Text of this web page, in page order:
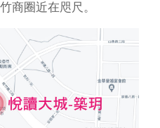
商圈近在咫尺。